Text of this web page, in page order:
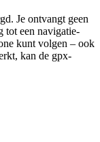
Je ontvangt geen
tot een navigatie-
kunt volgen – ook
kan de gpx-